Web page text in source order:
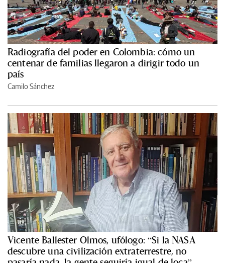
Radiografía del poder en Colombia: cómo un
centenar de familias llegaron a dirigir todo un
país
Camilo Sánchez
Vicente Ballester Olmos, ufólogo: “Si la NASA
descubre una civilización extraterrestre, no